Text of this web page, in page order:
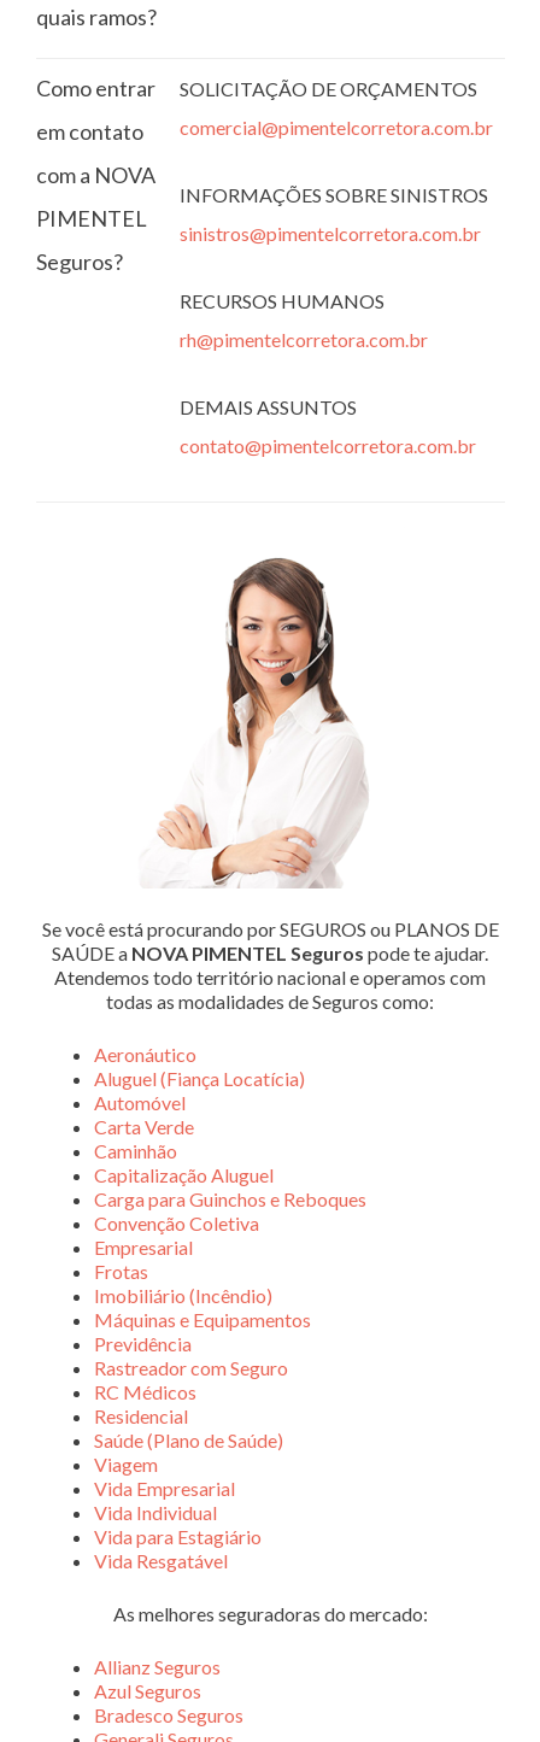
quais ramos?
Como entrar
em contato
com a NOVA
PIMENTEL
Seguros?
SOLICITAÇÃO DE ORÇAMENTOS
comercial@pimentelcorretora.com.br
INFORMAÇÕES SOBRE SINISTROS
sinistros@pimentelcorretora.com.br
RECURSOS HUMANOS
rh@pimentelcorretora.com.br
DEMAIS ASSUNTOS
contato@pimentelcorretora.com.br
Se você está procurando por SEGUROS ou PLANOS DE
SAÚDE a NOVA PIMENTEL Seguros pode te ajudar.
Atendemos todo território nacional e operamos com
todas as modalidades de Seguros como:
Aeronáutico
Aluguel (Fiança Locatícia)
Automóvel
Carta Verde
Caminhão
Capitalização Aluguel
Carga para Guinchos e Reboques
Convenção Coletiva
Empresarial
Frotas
Imobiliário (Incêndio)
Máquinas e Equipamentos
Previdência
Rastreador com Seguro
RC Médicos
Residencial
Saúde (Plano de Saúde)
Viagem
Vida Empresarial
Vida Individual
Vida para Estagiário
Vida Resgatável
As melhores seguradoras do mercado:
Allianz Seguros
Azul Seguros
Bradesco Seguros